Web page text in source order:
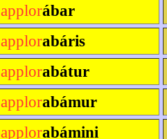
applorábar
applorabáris
applorabátur
applorabámur
applorabámini